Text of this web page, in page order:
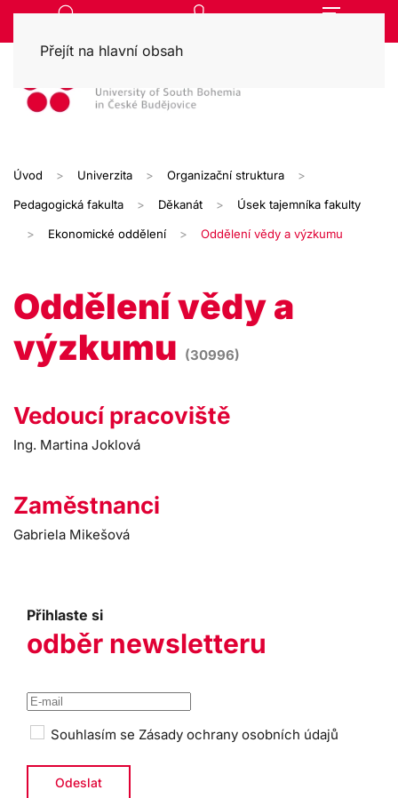
Přejít na hlavní obsah
Úvod Univerzita Organizační struktura
Pedagogická fakulta Děkanát Úsek tajemníka fakulty
Ekonomické oddělení Oddělení vědy a výzkumu
Oddělení vědy a
výzkumu (30996)
Vedoucí pracoviště
Ing. Martina Joklová
Zaměstnanci
Gabriela Mikešová
Přihlaste si
odběr newsletteru
Souhlasím se Zásady ochrany osobních údajů